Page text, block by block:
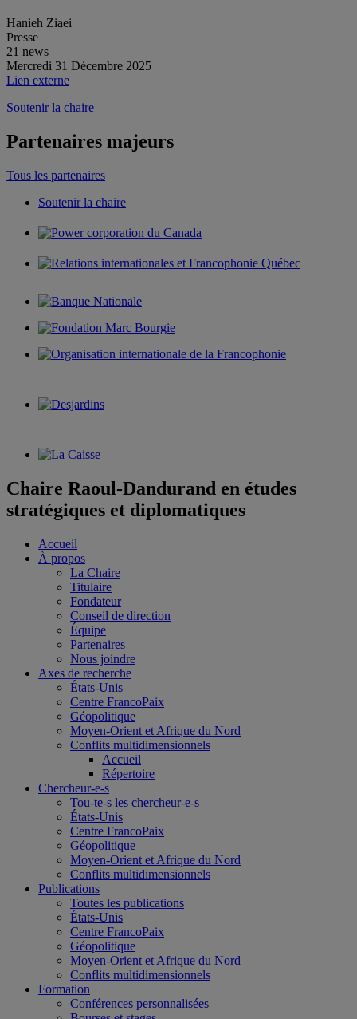
Hanieh Ziaei
Presse
21 news
Mercredi 31 Décembre 2025
Lien externe
Soutenir la chaire
Partenaires majeurs
Tous les partenaires
Soutenir la chaire
Chaire Raoul-Dandurand en études
stratégiques et diplomatiques
Accueil
À propos
La Chaire
Titulaire
Fondateur
Conseil de direction
Équipe
Partenaires
Nous joindre
Axes de recherche
États-Unis
Centre FrancoPaix
Géopolitique
Moyen-Orient et Afrique du Nord
Conflits multidimensionnels
Accueil
Répertoire
Chercheur-e-s
Tou-te-s les chercheur-e-s
États-Unis
Centre FrancoPaix
Géopolitique
Moyen-Orient et Afrique du Nord
Conflits multidimensionnels
Publications
Toutes les publications
États-Unis
Centre FrancoPaix
Géopolitique
Moyen-Orient et Afrique du Nord
Conflits multidimensionnels
Formation
Conférences personnalisées